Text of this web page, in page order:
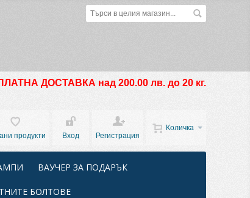
ДОСТАВКА над 200.00 лв. до 20 кг.
Количка
продукти Вход Регистрация
ВАУЧЕР ЗА ПОДАРЪК
БОЛТОВЕ